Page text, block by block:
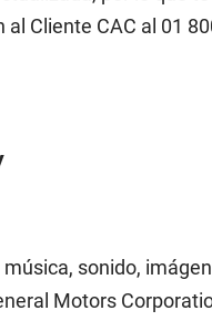
Cliente CAC al 01
sonido,
Motors